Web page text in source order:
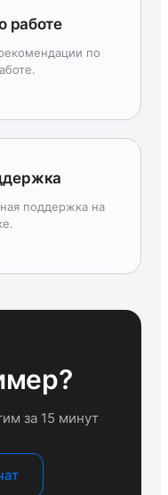
работе
по
поддержка на
за 15 минут